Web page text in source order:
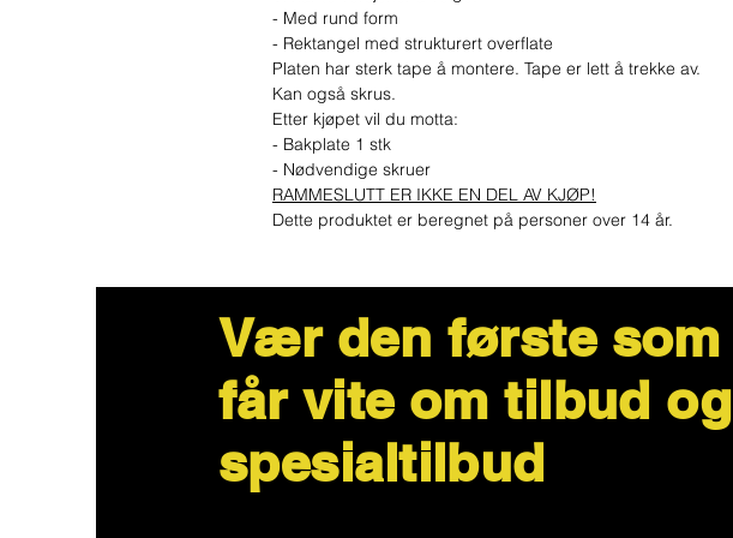
- Med rund form
- Rektangel med strukturert overflate
Platen har sterk tape å montere. Tape er lett å trekke av.
Kan også skrus.
Etter kjøpet vil du motta:
- Bakplate 1 stk
- Nødvendige skruer
RAMMESLUTT ER IKKE EN DEL AV KJØP!
Dette produktet er beregnet på personer over 14 år.
Vær den første som
får vite om tilbud og
spesialtilbud